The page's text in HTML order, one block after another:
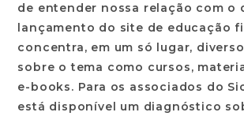
de entender nossa relação com o
lançamento do site de educação
concentra, em um só lugar,
sobre o tema como cursos,
e-books. Para os associados do
está disponível um diagnóstico